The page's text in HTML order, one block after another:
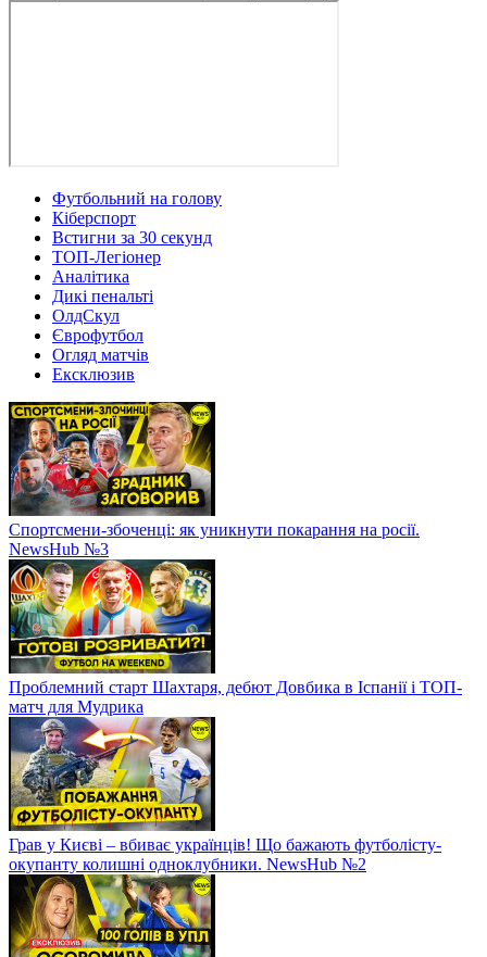
Футбольний на голову
Кіберспорт
Встигни за 30 секунд
ТОП-Легіонер
Аналітика
Дикі пенальті
ОлдСкул
Єврофутбол
Огляд матчів
Ексклюзив
Спортсмени-збоченці: як уникнути покарання на росії.
NewsHub №3
Проблемний старт Шахтаря, дебют Довбика в Іспанії і ТОП-
матч для Мудрика
Грав у Києві – вбиває українців! Що бажають футболісту-
окупанту колишні одноклубники. NewsHub №2